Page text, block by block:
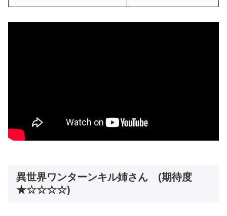
異世界ワンターンキル姉さん (期待度
★☆☆☆☆)